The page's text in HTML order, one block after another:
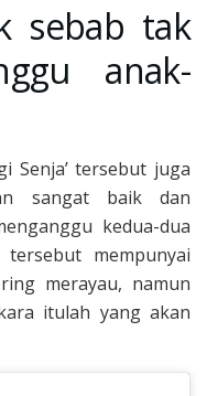
sebab tak
anak-
Senja’ tersebut juga
sangat baik dan
kedua-dua
tersebut mempunyai
merayau, namun
itulah yang akan